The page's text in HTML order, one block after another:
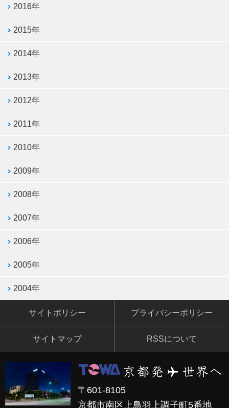
2016年
2015年
2014年
2013年
2012年
2011年
2010年
2009年
2008年
2007年
2006年
2005年
2004年
サイトポリシー プライバシーポリシー
サイトマップ RSSについて
〒601-8105
京都市南区上鳥羽上調子町5番地